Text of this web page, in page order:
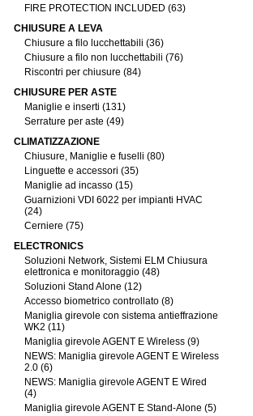
FIRE PROTECTION INCLUDED (63)
CHIUSURE A LEVA
Chiusure a filo lucchettabili (36)
Chiusure a filo non lucchettabili (76)
Riscontri per chiusure (84)
CHIUSURE PER ASTE
Maniglie e inserti (131)
Serrature per aste (49)
CLIMATIZZAZIONE
Chiusure, Maniglie e fuselli (80)
Linguette e accessori (35)
Maniglie ad incasso (15)
Guarnizioni VDI 6022 per impianti HVAC
(24)
Cerniere (75)
ELECTRONICS
Soluzioni Network, Sistemi ELM Chiusura
elettronica e monitoraggio (48)
Soluzioni Stand Alone (12)
Accesso biometrico controllato (8)
Maniglia girevole con sistema antieffrazione
WK2 (11)
Maniglia girevole AGENT E Wireless (9)
NEWS: Maniglia girevole AGENT E Wireless
2.0 (6)
NEWS: Maniglia girevole AGENT E Wired
(4)
Maniglia girevole AGENT E Stand-Alone (5)